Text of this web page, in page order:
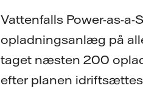
Vattenfalls Power-as-
opladningsanlæg på
taget næsten 200
efter planen